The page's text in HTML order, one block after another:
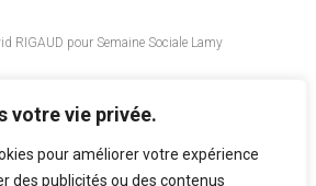
votre vie privée.
pour améliorer votre expérience
des publicités ou des contenus
2024 par David RIGAUD pour Semaine Sociale Lamy
Sociale Lamy n° 2112 du
trouver une définition unique